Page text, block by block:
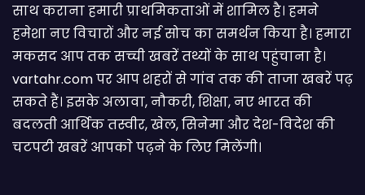
साथ कराना हमारी प्राथमिकताओं में शामिल है। हमने
हमेशा नए विचारों और नई सोच का समर्थन किया है। हमारा
मकसद आप तक सच्ची खबरें तथ्यों के साथ पहुंचाना है।
vartahr.com पर आप शहरों से गांव तक की ताजा खबरें पढ़
सकते हैं। इसके अलावा, नौकरी, शिक्षा, नए भारत की
बदलती आर्थिक तस्वीर, खेल, सिनेमा और देश-विदेश की
चटपटी खबरें आपकाे पढ़ने के लिए मिलेंगी।